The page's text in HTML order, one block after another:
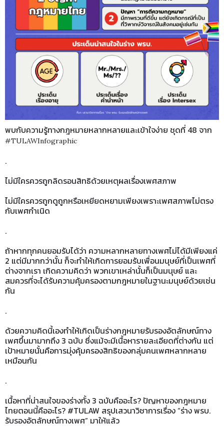
พบกับความรู้ทางกฎหมายหลากหลายและเข้าใจง่าย ชุดที่ 48 จาก
#TULAWInfographic
.
ไม่มีใครควรถูกลิดรอนสิทธิด้วยเหตุผลเรื่องเพศสภาพ
ไม่มีใครควรถูกดูถูกหรือเหยียดหยามเพียงเพราะเพศสภาพไม่ตรง
กับเพศกำเนิด
.
ถ้าหากทุกคนยอมรับได้ว่า ความหลากหลายทางเพศไม่ได้มีเพียงแค่
2 แต่มีมากกว่านั้น ก็จะทำให้เกิดการยอมรับเพื่อนมนุษย์ที่เป็นเพศที่
ต่างจากเรา เกิดความคิดว่า พวกเขาเหล่านั้นก็เป็นมนุษย์ และ
สมควรที่จะได้รับความคุ้มครองตามกฎหมายในฐานะมนุษย์ด้วยเช่น
กัน
.
ด้วยความคิดนี้เองทำให้เกิดเป็นร่างกฎหมายรับรองอัตลักษณ์ทาง
เพศขึ้นมามากถึง 3 ฉบับ ซึ่งแม้จะมีเนื้อหารายละเอียดที่ต่างกัน แต่
เป้าหมายนั้นคือการมุ่งคุ้มครองสิทธิของกลุ่มคนเพศหลากหลาย
เหมือนกัน
.
เนื้อหาที่น่าสนใจของร่างทั้ง 3 ฉบับคืออะไร? ปัญหาของกฎหมาย
ไทยตอนนี้คืออะไร? #TULAW สรุปเสวนาวิชาการเรื่อง “ร่าง พรบ.
รับรองอัตลักษณ์ทางเพศ” มาให้แล้ว